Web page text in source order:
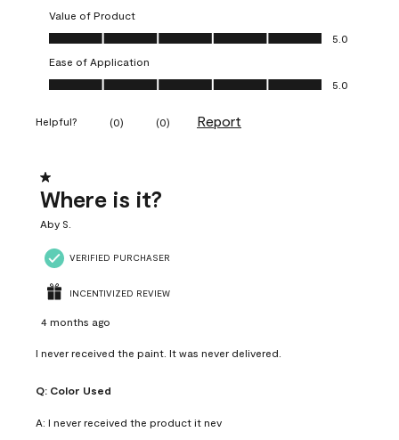
Value of Product
Value of Product, 5.0 out of 5
5.0
Ease of Application
Ease of Application, 5.0 out of 5
5.0
Helpful? (0) (0) Report
1 out of 5 stars.
Where is it?
Aby S.
VERIFIED PURCHASER
INCENTIVIZED REVIEW
4 months ago
I never received the paint. It was never delivered.
Q: Color Used
A: I never received the product it nev